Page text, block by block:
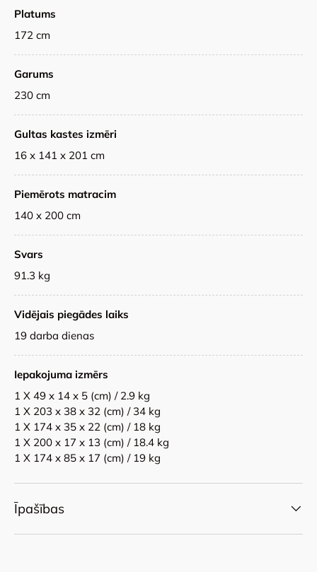
Platums
172 cm
Garums
230 cm
Gultas kastes izmēri
16 x 141 x 201 cm
Piemērots matracim
140 x 200 cm
Svars
91.3 kg
Vidējais piegādes laiks
19 darba dienas
Iepakojuma izmērs
1 X 49 x 14 x 5 (cm) / 2.9 kg
1 X 203 x 38 x 32 (cm) / 34 kg
1 X 174 x 35 x 22 (cm) / 18 kg
1 X 200 x 17 x 13 (cm) / 18.4 kg
1 X 174 x 85 x 17 (cm) / 19 kg
Īpašības